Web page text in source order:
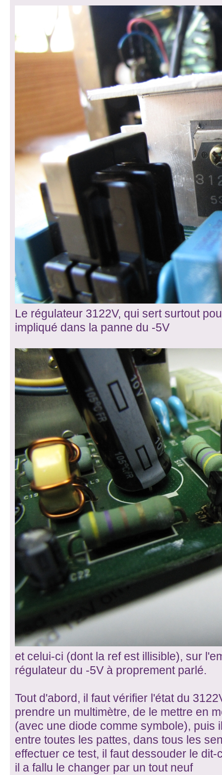
Le régulateur 3122V, qui sert surtout
impliqué dans la panne du -5V
et celui-ci (dont la ref est illisible), sur
régulateur du -5V à proprement parlé.
Tout d'abord, il faut vérifier l'état du
prendre un multimètre, de le mettre en
(avec une diode comme symbole), puis
entre toutes les pattes, dans tous les
effectuer ce test, il faut dessouder le
il a fallu le changer par un tout neuf